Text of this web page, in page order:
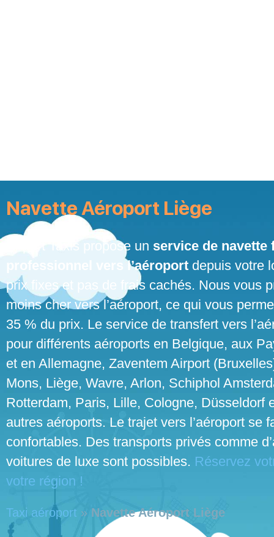
Navette Aéroport Liège
Airport Taxis propose un service de navette
professionnel vers l’aéroport depuis votre
prix fixes et pas de frais cachés. Nous vous
moins cher vers l’aéroport, ce qui vous
35 % du prix. Le service de transfert vers
pour différents aéroports en Belgique, aux
et en Allemagne, Zaventem Airport
Mons, Liège, Wavre, Arlon, Schiphol
Rotterdam, Paris, Lille, Cologne, Düsseldorf
autres aéroports. Le trajet vers l’aéroport se
confortables. Des transports privés comme
voitures de luxe sont possibles. Réservez
votre région !
Taxi aéroport » Navette Aéroport Liège